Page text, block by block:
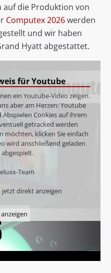
auf die Produktion von
Computex 2026werden
und wir haben
Hyatt abgestattet.
für Youtube
ein Youtube-Video zeigen.
aber am Herzen: Youtube
Cookies auf ihrem
getracked werden
möchten, klicken Sie einfach
wird anschließend geladen
Team
direkt anzeigen